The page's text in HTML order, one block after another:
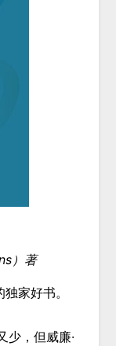
）著
家好书。
少，但威廉·